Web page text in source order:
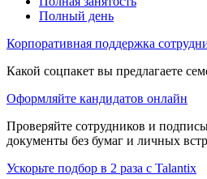
Полный день
Корпоративная поддержка
Какой соцпакет вы предлагаете
Оформляйте кандидатов онлайн
Проверяйте сотрудников и
документы без бумаг и личных
Ускорьте подбор в 2 раза с Talantix